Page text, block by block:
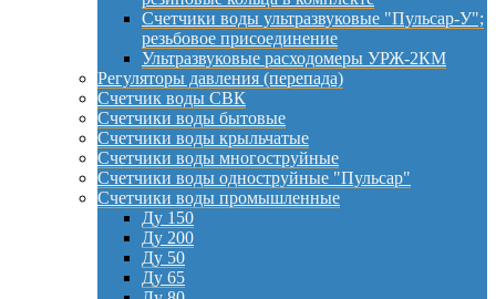
Счетчики воды ультразвуковые "Пульсар-У";
резьбовое присоединение
Ультразвуковые расходомеры УРЖ-2КМ
Регуляторы давления (перепада)
Счетчик воды СВК
Счетчики воды бытовые
Счетчики воды крыльчатые
Счетчики воды многоструйные
Счетчики воды одноструйные "Пульсар"
Счетчики воды промышленные
Ду 150
Ду 200
Ду 50
Ду 65